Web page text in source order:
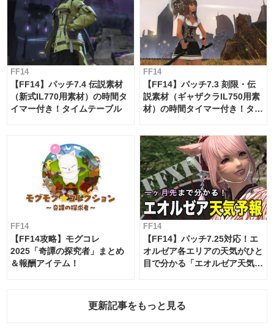
FF14
【FF14】パッチ7.4 伝説素材
（新式IL770用素材）の時間タ
イマー付き！タイムテーブル
FF14
【FF14】パッチ7.3 刻限・伝
説素材（ギャザクラIL750用素
材）の時間タイマー付き！タイ
FF14
【FF14攻略】モグコレ
2025「奇譚の探究者」まとめ
＆報酬アイテム！
FF14
【FF14】パッチ7.25対応！エ
オルゼア各エリアの天気がひと
目で分かる「エオルゼア天気予
更新記事をもっと見る